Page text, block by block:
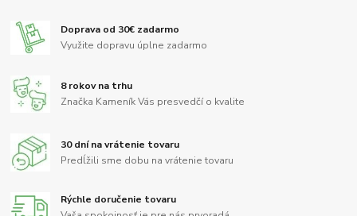
Doprava od 30€ zadarmo
Využite dopravu úplne zadarmo
8 rokov na trhu
Značka Kameník Vás presvedčí o kvalite
30 dní na vrátenie tovaru
Predĺžili sme dobu na vrátenie tovaru
Rýchle doručenie tovaru